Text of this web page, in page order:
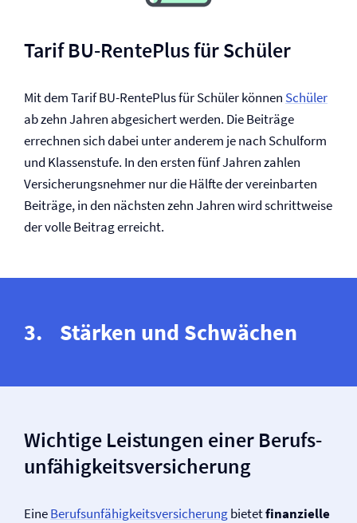
Tarif BU-RentePlus für Schüler
Mit dem Tarif BU-RentePlus für Schüler können Schüler
ab zehn Jahren abgesichert werden. Die Beiträge
errechnen sich dabei unter anderem je nach Schulform
und Klassenstufe. In den ersten fünf Jahren zahlen
Versicherungsnehmer nur die Hälfte der vereinbarten
Beiträge, in den nächsten zehn Jahren wird schrittweise
der volle Beitrag erreicht.
Stärken und Schwächen
Wichtige Leistungen einer Berufs­
unfähigkeits­versicherung
EineBerufs­unfähigkeits­versicherungbietetfinanzielle